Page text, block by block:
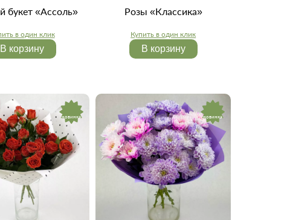
букет «Ассоль»
в один клик
В корзину
Розы «Классика»
Купить в один клик
В корзину
новинка новинка